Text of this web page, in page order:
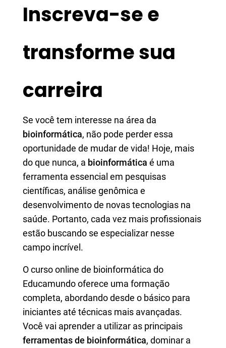
Inscreva-se e
transforme sua
carreira
Se você tem interesse na área da
bioinformática, não pode perder essa
oportunidade de mudar de vida! Hoje, mais
do que nunca, a bioinformática é uma
ferramenta essencial em pesquisas
científicas, análise genômica e
desenvolvimento de novas tecnologias na
saúde. Portanto, cada vez mais profissionais
estão buscando se especializar nesse
campo incrível.
O curso online de bioinformática do
Educamundo oferece uma formação
completa, abordando desde o básico para
iniciantes até técnicas mais avançadas.
Você vai aprender a utilizar as principais
ferramentas de bioinformática, dominar a